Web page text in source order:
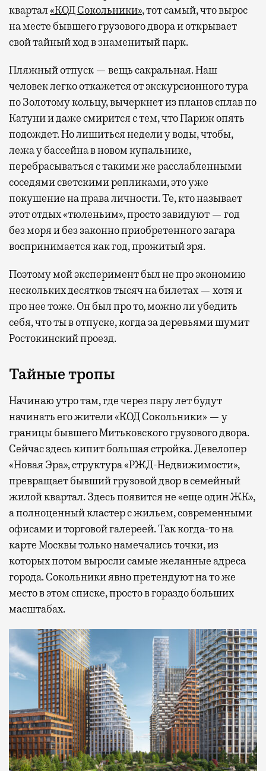
квартал«КОД Сокольники», тот самый, что вырос
на месте бывшего грузового двора и открывает
свой тайный ход в знаменитый парк.
Пляжный отпуск — вещь сакральная. Наш
человек легко откажется от экскурсионного тура
по Золотому кольцу, вычеркнет из планов сплав по
Катуни и даже смирится с тем, что Париж опять
подождет. Но лишиться недели у воды, чтобы,
лежа у бассейна в новом купальнике,
перебрасываться с такими же расслабленными
соседями светскими репликами, это уже
покушение на права личности. Те, кто называет
этот отдых «тюленьим», просто завидуют — год
без моря и без законно приобретенного загара
воспринимается как год, прожитый зря.
Поэтому мой эксперимент был не про экономию
нескольких десятков тысяч на билетах — хотя и
про нее тоже. Он был про то, можно ли убедить
себя, что ты в отпуске, когда за деревьями шумит
Ростокинский проезд.
Тайные тропы
Начинаю утро там, где через пару лет будут
начинать его жители «КОД Сокольники» — у
границы бывшего Митьковского грузового двора.
Сейчас здесь кипит большая стройка. Девелопер
«Новая Эра», структура «РЖД-Недвижимости»,
превращает бывший грузовой двор в семейный
жилой квартал. Здесь появится не «еще один ЖК»,
а полноценный кластер с жильем, современными
офисами и торговой галереей. Так когда-то на
карте Москвы только намечались точки, из
которых потом выросли самые желанные адреса
города. Сокольники явно претендуют на то же
место в этом списке, просто в гораздо больших
масштабах.